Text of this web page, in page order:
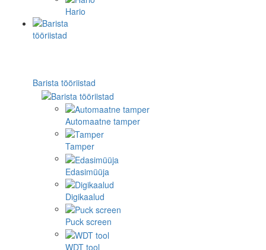
Hario
Barista tööriistad
Automaatne tamper
Tamper
Edasimüüja
Digikaalud
Puck screen
WDT tool